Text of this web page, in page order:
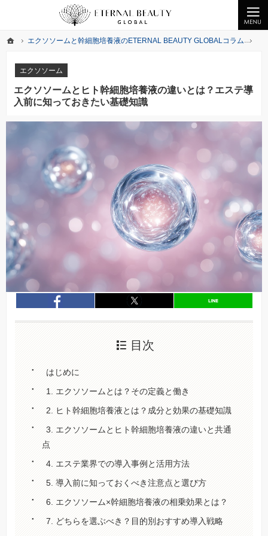
エクソソームと幹細胞培養液のETERNAL BEAUTY GLOBALコラム エ
エクソソーム
エクソソームとヒト幹細胞培養液の違いとは？エステ導
入前に知っておきたい基礎知識
クライオエレクトロポレーションの無料提供、ヒト幹細胞化粧品なら美の最先端をお届けする
業務用エレクトロポレーションの無償提供ならびエクソソーム・幹細胞培養液を提供中
entry789 entry789
目次
はじめに
1. エクソソームとは？その定義と働き
2. ヒト幹細胞培養液とは？成分と効果の基礎知識
3. エクソソームとヒト幹細胞培養液の違いと共通
点
4. エステ業界での導入事例と活用方法
5. 導入前に知っておくべき注意点と選び方
6. エクソソーム×幹細胞培養液の相乗効果とは？
7. どちらを選ぶべき？目的別おすすめ導入戦略
ホーム
エクソソームと幹細胞培養液のETERNAL BEAUTY GLOBALコラム